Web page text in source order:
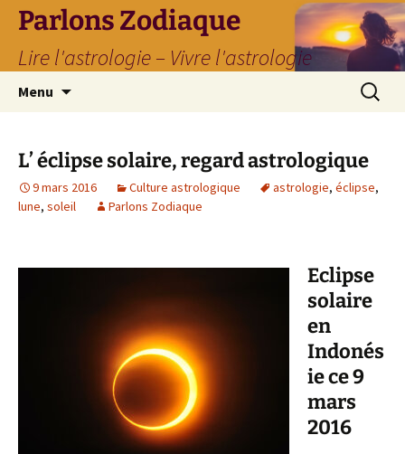
Parlons Zodiaque
Lire l'astrologie – Vivre l'astrologie
Menu
L’ éclipse solaire, regard astrologique
9 mars 2016 Culture astrologique astrologie, éclipse,
lune, soleil Parlons Zodiaque
Eclipse
solaire
en
Indonés
ie ce 9
mars
2016